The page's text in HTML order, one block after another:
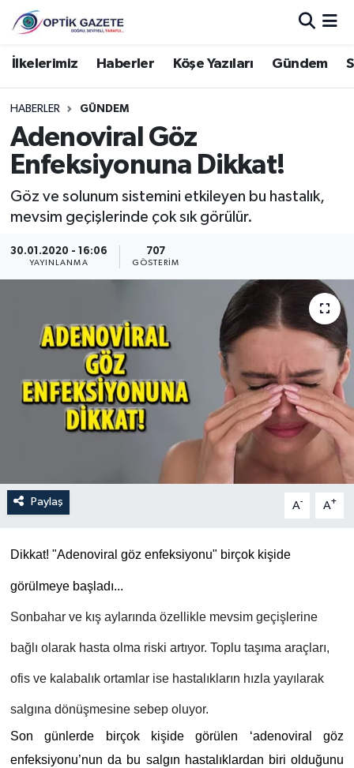
İlkelerimiz Haberler Köşe Yazıları Gündem
HABERLER GÜNDEM
Adenoviral Göz
Enfeksiyonuna Dikkat!
Göz ve solunum sistemini etkileyen bu hastalık,
mevsim geçişlerinde çok sık görülür.
30.01.2020 - 16:06
YAYINLANMA
707
GÖSTERIM
Paylaş A- A+
Dikkat! "Adenoviral göz enfeksiyonu" birçok kişide
görülmeye başladı...
Sonbahar ve kış aylarında özellikle mevsim geçişlerine
bağlı olarak hasta olma riski artıyor. Toplu taşıma araçları,
ofis ve kalabalık ortamlar ise hastalıkların hızla yayılarak
salgına dönüşmesine sebep oluyor.
Son günlerde birçok kişide görülen ‘adenoviral göz
enfeksiyonu’nun da bu salgın hastalıklardan biri olduğunu
Nöbetçi Eczaneler
Hava Durumu
İstanbul Namaz Vakitleri
Trafik Durumu
Süper Lig Puan Durumu ve Fikstür
Tüm Manşetler
Haber Arşivi